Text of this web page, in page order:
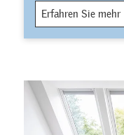
Erfahren Sie mehr